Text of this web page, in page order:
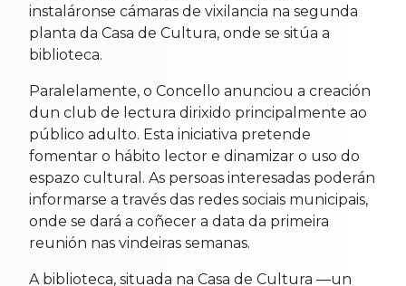
instaláronse cámaras de vixilancia na segunda
planta da Casa de Cultura, onde se sitúa a
biblioteca.
Paralelamente, o Concello anunciou a creación
dun club de lectura dirixido principalmente ao
público adulto. Esta iniciativa pretende
fomentar o hábito lector e dinamizar o uso do
espazo cultural. As persoas interesadas poderán
informarse a través das redes sociais municipais,
onde se dará a coñecer a data da primeira
reunión nas vindeiras semanas.
A biblioteca, situada na Casa de Cultura —un